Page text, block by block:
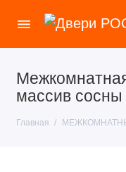
массив сосны
Главная